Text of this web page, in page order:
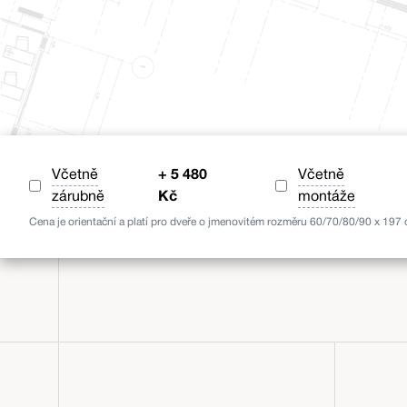
Včetně
zárubně
+ 5 480
Kč
Včetně
montáže
Cena je orientační a platí pro dveře o jmenovitém rozměru 60/70/80/90 x 197